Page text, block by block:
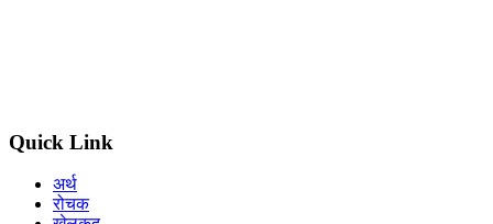
Quick Link
अर्थ
रोचक